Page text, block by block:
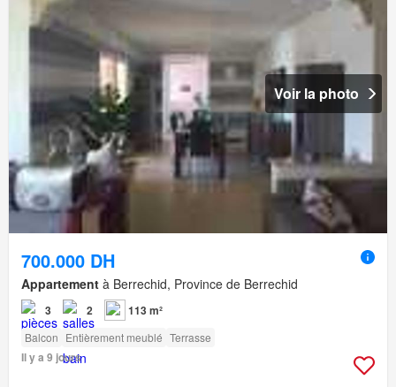
Voir la photo
700.000 DH
Appartement à Berrechid, Province de Berrechid
3 2 113 m²
Balcon Entièrement meublé Terrasse
Il y a 9 jours